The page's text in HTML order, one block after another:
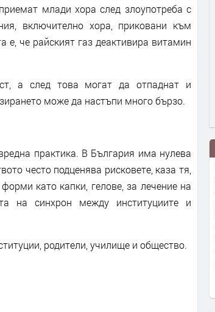
млади хора след злоупотреба с
включително хора, приковани към
е, че райският газ деактивира витамин
а след това могат да отпаднат и
може да настъпи много бързо.
практика. В България има нулева
често подценява рисковете, каза тя,
като капки, гелове, за лечение на
на синхрон между институциите и
родители, училище и общество.